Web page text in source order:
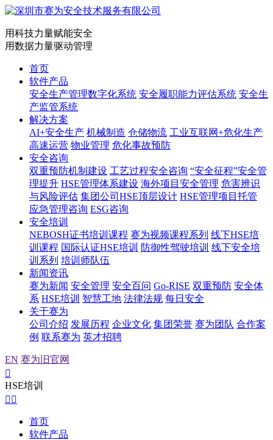
用科技力量赋能安全
用数据力量驱动管理
首页
软件产品
安全生产管理数字化系统 安全履职能力评估系统 安全生
产监管系统
解决方案
AI+安全生产 机械制造 仓储物流 工业互联网+危化生产
高速运营 物业管理 危化事故预防
安全咨询
双重预防机制建设 工艺过程安全咨询 “安全征程”安全管
理提升 HSE管理体系建设 海外项目安全管理 危害辨识
与风险评估 集团公司HSE顶层设计 HSE管理项目托管
应急管理咨询 ESG咨询
安全培训
NEBOSH证书培训课程 赛为视频课程系列 线下HSE培
训课程 国际认证HSE培训 防御性驾驶培训 线下安全培
训系列 培训师队伍
新闻资讯
赛为新闻 安全管理 安全百问 Go-RISE 双重预防 安全体
系 HSE培训 智慧工地 法律法规 每日安全
关于赛为
公司介绍 发展历程 企业文化 集团荣誉 赛为团队 合作案
例 联系赛为 英才招聘
EN 赛为旧官网

HSE培训
 
首页
软件产品